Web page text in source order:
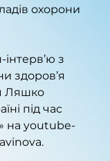
охорони
з
здоров’я
Ляшко
під час
на youtube-